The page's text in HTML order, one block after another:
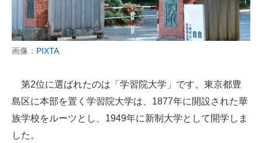
画像： PIXTA
第2位に選ばれたのは「学習院大学」です。東京都豊
島区に本部を置く学習院大学は、1877年に開設された華
族学校をルーツとし、1949年に新制大学として開学しま
した。